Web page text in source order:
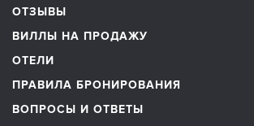
ОТЗЫВЫ
ВИЛЛЫ НА ПРОДАЖУ
ОТЕЛИ
ПРАВИЛА БРОНИРОВАНИЯ
ВОПРОСЫ И ОТВЕТЫ